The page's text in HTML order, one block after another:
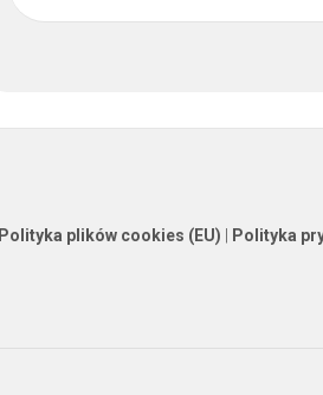
Polityka plików cookies (EU) Polityka